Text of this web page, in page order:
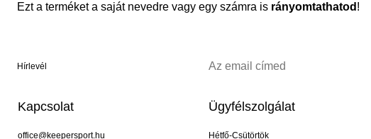
Ezt a terméket a saját nevedre vagy egy számra is rányomtathatod !
Hírlevél
Kapcsolat
office@keepersport.hu
Ügyfélszolgálat
Hétfő-Csütörtök